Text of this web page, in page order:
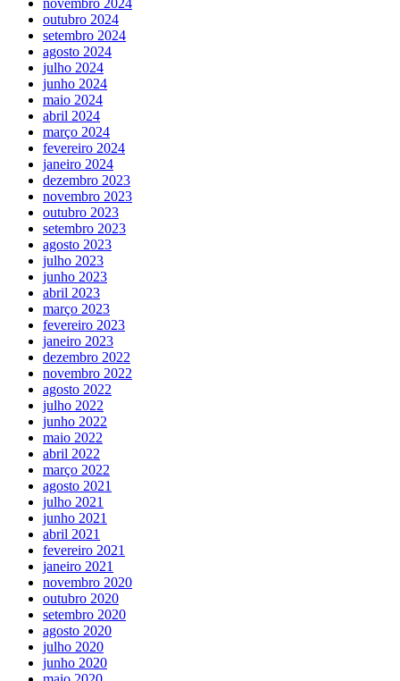
outubro 2024
setembro 2024
agosto 2024
julho 2024
junho 2024
maio 2024
abril 2024
março 2024
fevereiro 2024
janeiro 2024
dezembro 2023
novembro 2023
outubro 2023
setembro 2023
agosto 2023
julho 2023
junho 2023
abril 2023
março 2023
fevereiro 2023
janeiro 2023
dezembro 2022
novembro 2022
agosto 2022
julho 2022
junho 2022
maio 2022
abril 2022
março 2022
agosto 2021
julho 2021
junho 2021
abril 2021
fevereiro 2021
janeiro 2021
novembro 2020
outubro 2020
setembro 2020
agosto 2020
julho 2020
junho 2020